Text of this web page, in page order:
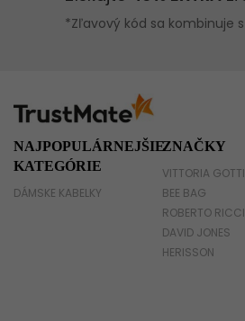
NAJPOPULÁRNEJŠIE
KATEGÓRIE
DÁMSKE KABELKY
ZNAČKY
VITTORIA GOTTI
BEE BAG
ROBERTO RICCI
DAVID JONES
HERISSON